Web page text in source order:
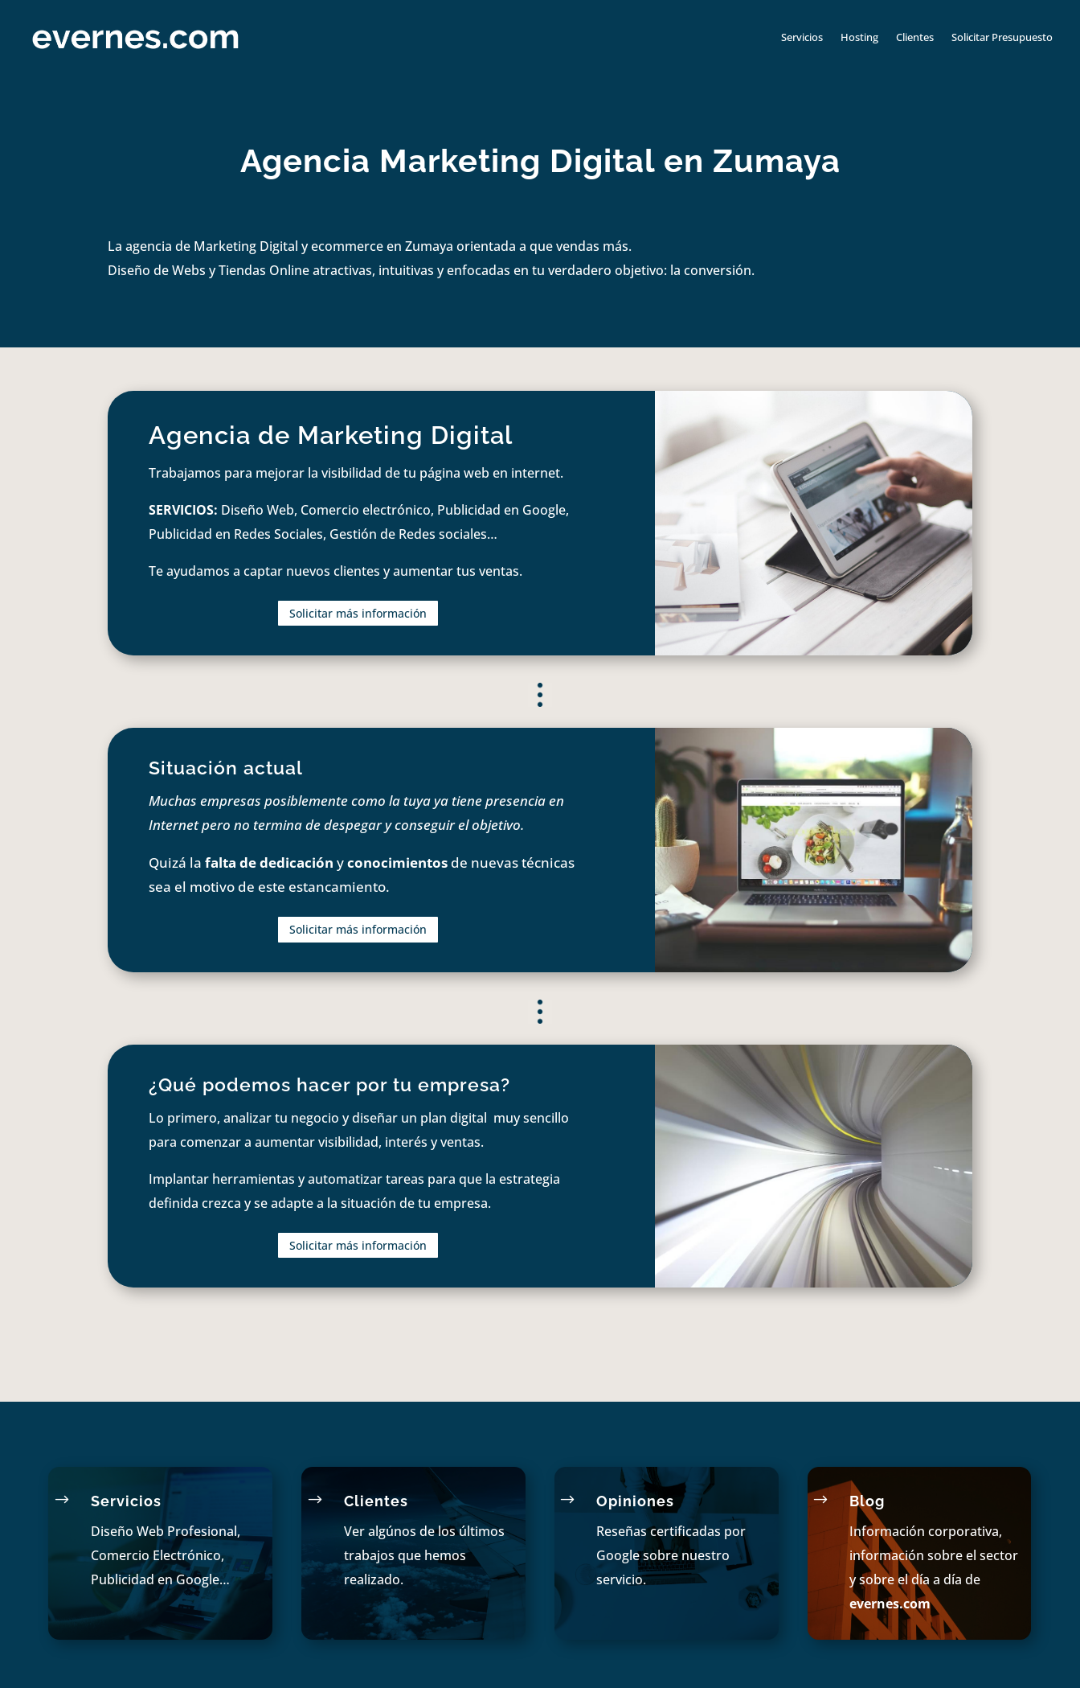
Servicios Hosting Clientes Solicitar Presupuesto
Agencia Marketing Digital en Zumaya
La agencia de Marketing Digital y ecommerce en Zumaya orientada a que vendas más.
Diseño de Webs y Tiendas Online atractivas, intuitivas y enfocadas en tu verdadero objetivo: la conversión.
Agencia de Marketing Digital
Trabajamos para mejorar la visibilidad de tu página web en internet.
SERVICIOS: Diseño Web, Comercio electrónico, Publicidad en Google,
Publicidad en Redes Sociales, Gestión de Redes sociales…
Te ayudamos a captar nuevos clientes y aumentar tus ventas.
Solicitar más información
Situación actual
Muchas empresas posiblemente como la tuya ya tiene presencia en
Internet pero no termina de despegar y conseguir el objetivo.
Quizá lafalta de dedicación yconocimientos de nuevas técnicas
sea el motivo de este estancamiento.
Solicitar más información
¿Qué podemos hacer por tu empresa?
Lo primero, analizar tu negocio y diseñar un plan digital muy sencillo
para comenzar a aumentar visibilidad, interés y ventas.
Implantar herramientas y automatizar tareas para que la estrategia
definida crezca y se adapte a la situación de tu empresa.
Solicitar más información
$ Servicios
Diseño Web Profesional,
Comercio Electrónico,
Publicidad en Google…
$ Clientes
Ver algúnos de los últimos
trabajos que hemos
realizado.
$ Opiniones
Reseñas certificadas por
Google sobre nuestro
servicio.
$ Blog
Información corporativa,
información sobre el sector
y sobre el día a día de
evernes.com